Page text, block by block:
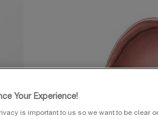
Your Experience!
is important to us so we want to be clear